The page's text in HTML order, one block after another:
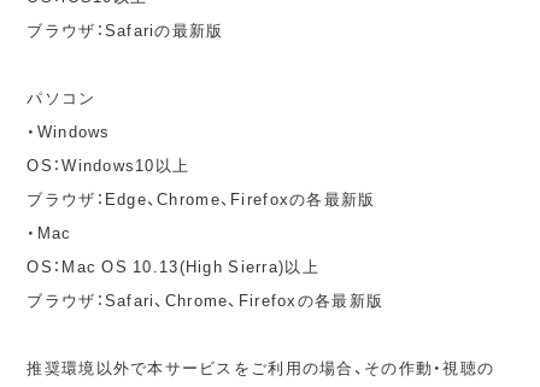
ブラウザ：Safariの最新版
パソコン
・Windows
OS：Windows10以上
ブラウザ：Edge、Chrome、Firefoxの各最新版
・Mac
OS：Mac OS 10.13(High Sierra)以上
ブラウザ：Safari、Chrome、Firefoxの各最新版
推奨環境以外で本サービスをご利用の場合、その作動・視聴の